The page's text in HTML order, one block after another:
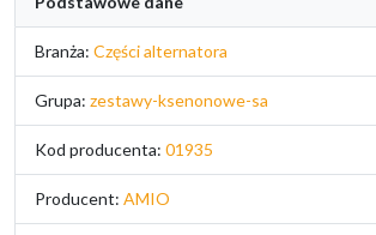
Branża: Części alternatora
Grupa: zestawy-ksenonowe-sa
Kod producenta: 01935
Producent: AMIO